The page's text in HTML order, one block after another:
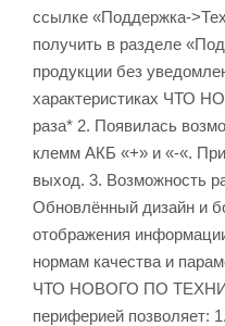
ссылке «Поддержка-
получить в разделе
продукции без
характеристиках ЧТО
раза* 2. Появилась
клемм АКБ «+» и «-«.
выход. 3. Возможность
Обновлённый дизайн и
отображения
нормам качества и
ЧТО НОВОГО ПО
периферией позволяет: